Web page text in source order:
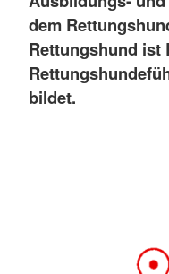
dem
Rettungshund ist
bildet.